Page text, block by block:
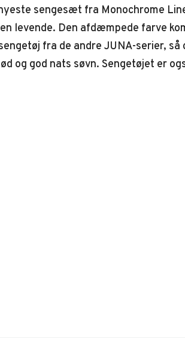
sengesæt fra Monochrome
levende. Den afdæmpede farve
fra de andre JUNA-serier,
og god nats søvn. Sengetøjet er